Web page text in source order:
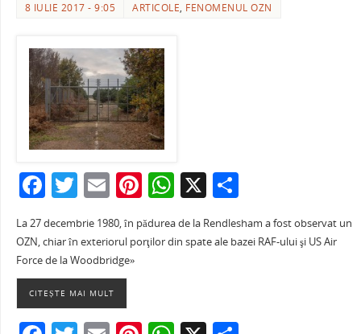
8 IULIE 2017 - 9:05 ARTICOLE, FENOMENUL OZN
F
a
c
e
b
o
T
w
itt
er
E
m
ai
l
Pi
nt
er
W
h
at
p
X P
ar
ta
ză
La 27 decembrie 1980, în pădurea de la Rendlesham a fost observat un
OZN, chiar în exteriorul porţilor din spate ale bazei RAF-ului şi US Air
Force de la Woodbridge»
CITEȘTE MAI MULT